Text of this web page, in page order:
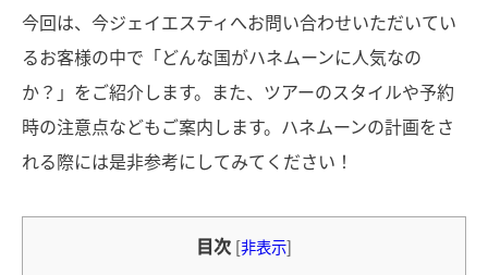
今回は、今ジェイエスティへお問い合わせいただいてい
るお客様の中で「どんな国がハネムーンに人気なの
か？」をご紹介します。また、ツアーのスタイルや予約
時の注意点などもご案内します。ハネムーンの計画をさ
れる際には是非参考にしてみてください！
目次 [非表示]